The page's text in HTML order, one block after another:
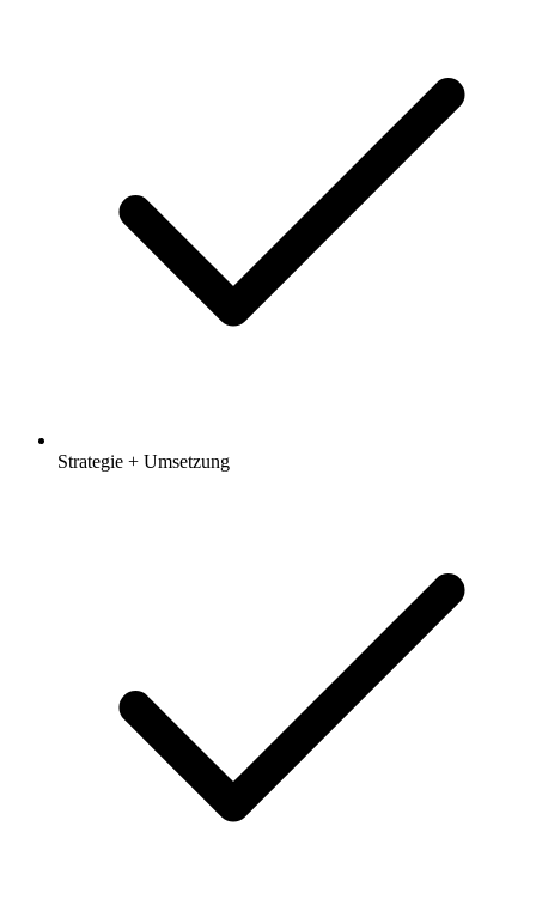
Strategie + Umsetzung